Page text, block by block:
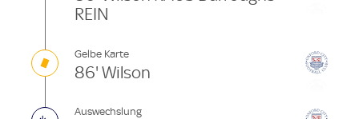
REIN
Gelbe Karte
86' Wilson
Auswechslung